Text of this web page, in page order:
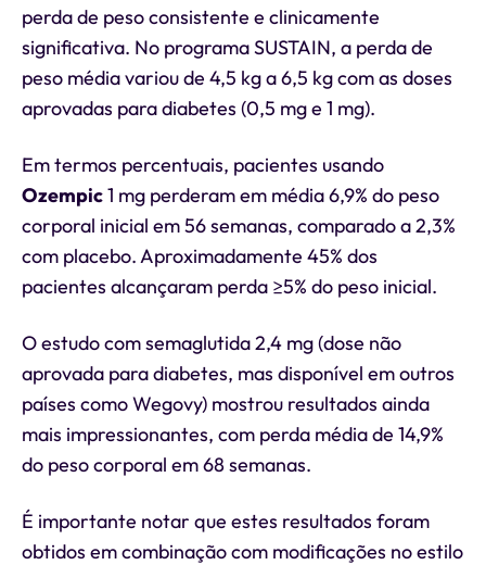
perda de peso consistente e clinicamente
significativa. No programa SUSTAIN, a perda de
peso média variou de 4,5 kg a 6,5 kg com as doses
aprovadas para diabetes (0,5 mg e 1 mg).
Em termos percentuais, pacientes usando
Ozempic1 mg perderam em média 6,9% do peso
corporal inicial em 56 semanas, comparado a 2,3%
com placebo. Aproximadamente 45% dos
pacientes alcançaram perda ≥5% do peso inicial.
O estudo com semaglutida 2,4 mg (dose não
aprovada para diabetes, mas disponível em outros
países como Wegovy) mostrou resultados ainda
mais impressionantes, com perda média de 14,9%
do peso corporal em 68 semanas.
É importante notar que estes resultados foram
obtidos em combinação com modificações no estilo